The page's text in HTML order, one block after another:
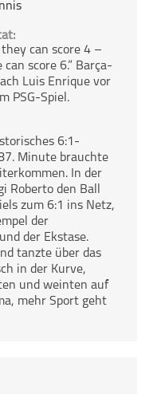
they can score 4 –
can score 6.” Barça-
Luis Enrique vor
PSG-Spiel.
6:1-
Minute brauchte
In der
Roberto den Ball
zum 6:1 ins Netz,
der
der Ekstase.
tanzte über das
in der Kurve,
und weinten auf
mehr Sport geht